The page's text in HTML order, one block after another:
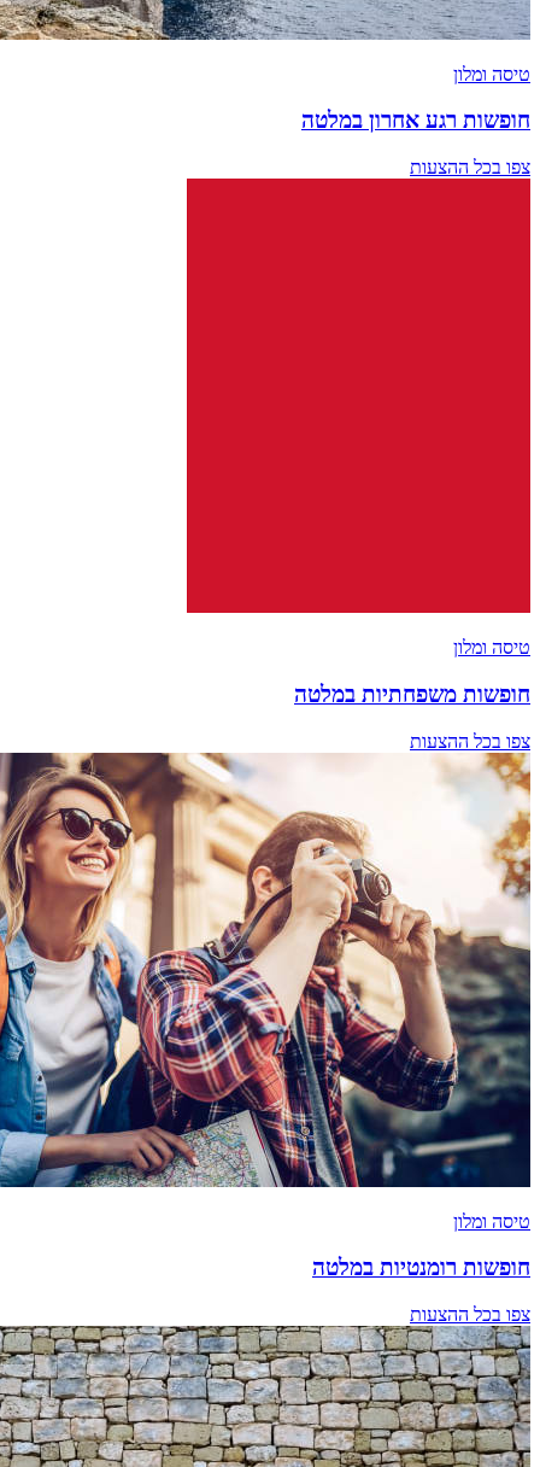
טיסה ומלון
חופשות רגע אחרון במלטה
צפו בכל ההצעות
טיסה ומלון
חופשות משפחתיות במלטה
צפו בכל ההצעות
טיסה ומלון
חופשות רומנטיות במלטה
צפו בכל ההצעות